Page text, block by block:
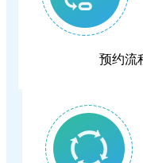
赋能临床高质量
端午养生｜循古
就医更省心！我
手续病区一站办结
恩施学院医学部
工作
预约流